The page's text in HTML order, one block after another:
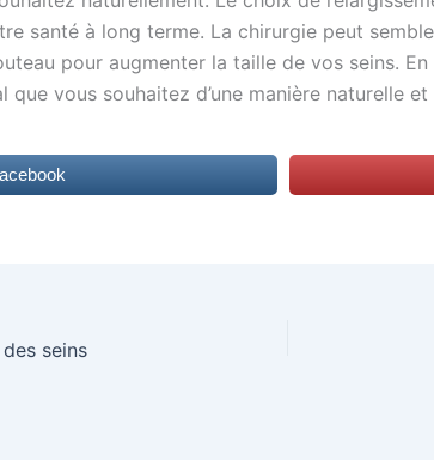
santé à long terme. La chirurgie peut
pour augmenter la taille de vos seins.
vous souhaitez d’une manière naturelle et
seins